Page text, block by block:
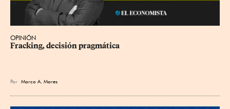
OPINIÓN
Fracking, decisión pragmática
Por Marco A. Mares